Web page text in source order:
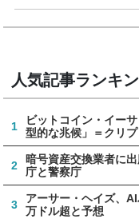
人気記事ランキ
1
ビットコイン・イー
型的な兆候」＝クリ
2
暗号資産交換業者に
庁と警察庁
3
アーサー・ヘイズ、
万ドル超と予想